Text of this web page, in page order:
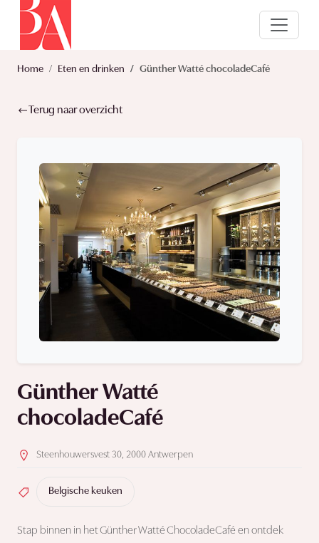
Home Eten en drinken Günther Watté chocoladeCafé
Terug naar overzicht
Günther Watté
chocoladeCafé
Steenhouwersvest 30, 2000 Antwerpen
Belgische keuken
Stap binnen in het Günther Watté ChocoladeCafé en ontdek